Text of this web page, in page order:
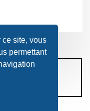
ce site, vous
permettant